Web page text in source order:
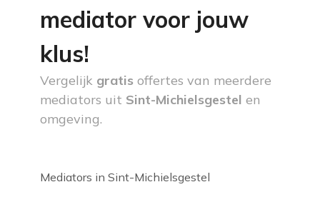
mediator voor jouw
klus!
Vergelijk gratis offertes van meerdere
mediators uit Sint-Michielsgestel en
omgeving.
Mediators in Sint-Michielsgestel